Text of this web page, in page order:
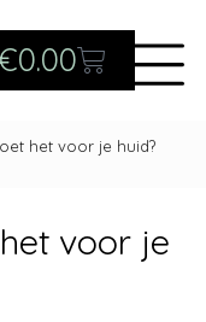
0.00
het voor je huid?
voor je